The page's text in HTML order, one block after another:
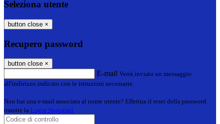
Seleziona utente
button close ×
Recupero password
button close ×
E-mail Verrà inviato un messaggio
all'indirizzo indicato con le istruzioni necessarie.
Non hai una e-mail associata al nome utente? Effettua il reset della password
tramite la Login Spaggiari